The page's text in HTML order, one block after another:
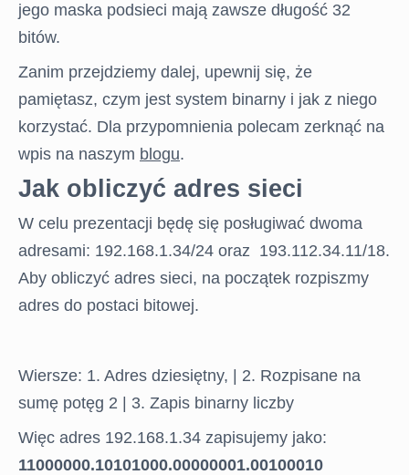
jego maska podsieci mają zawsze długość 32
bitów.
Zanim przejdziemy dalej, upewnij się, że
pamiętasz, czym jest system binarny i jak z niego
korzystać. Dla przypomnienia polecam zerknąć na
wpis na naszym blogu.
Jak obliczyć adres sieci
W celu prezentacji będę się posługiwać dwoma
adresami: 192.168.1.34/24 oraz 193.112.34.11/18.
Aby obliczyć adres sieci, na początek rozpiszmy
adres do postaci bitowej.
Wiersze: 1. Adres dziesiętny, | 2. Rozpisane na
sumę potęg 2 | 3. Zapis binarny liczby
Więc adres 192.168.1.34 zapisujemy jako:
11000000.10101000.00000001.00100010